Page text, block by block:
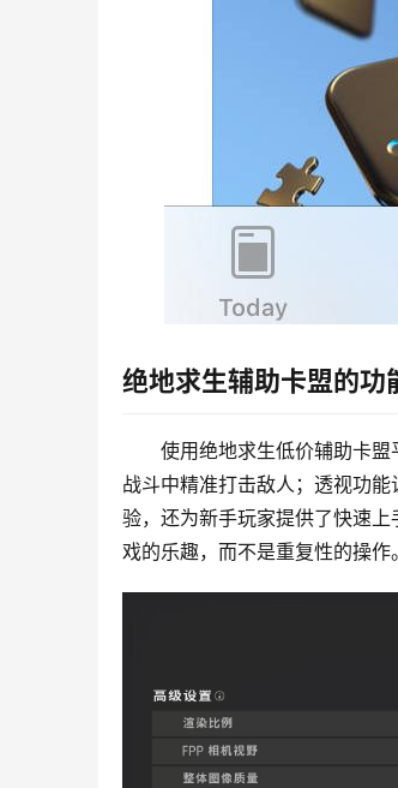
绝地求生辅助卡盟的功
使用绝地求生低价辅助卡
战斗中精准打击敌人；透视功
验，还为新手玩家提供了快速
戏的乐趣，而不是重复性的操作。